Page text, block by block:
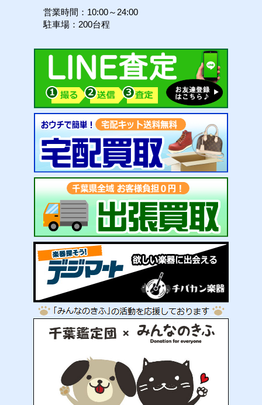
営業時間：10:00～24:00
駐車場：200台程